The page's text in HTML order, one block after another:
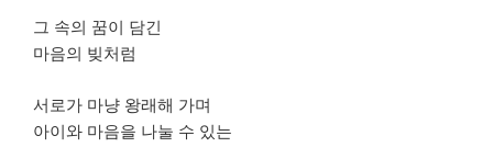
그 속의 꿈이 담긴
마음의 빚처럼
서로가 마냥 왕래해 가며
아이와 마음을 나눌 수 있는